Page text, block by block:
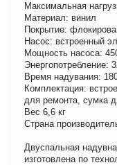
Максимальная
Материал: винил
Покрытие:
Насос: встроенный
Мощность насоса:
Энергопотребление:
Время надувания:
Комплектация:
для ремонта, сумка
Вес 6,6 кг
Страна
Двуспальная
изготовлена по